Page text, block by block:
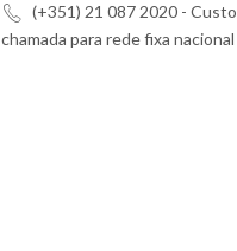
(+351) 21 087 2020 - Custo
chamada para rede fixa nacional